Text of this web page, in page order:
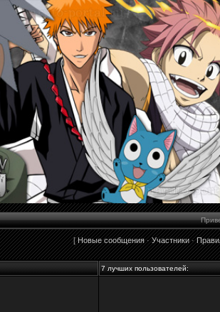
[Новые сообщения·Участники·
7 лучших пользователей: